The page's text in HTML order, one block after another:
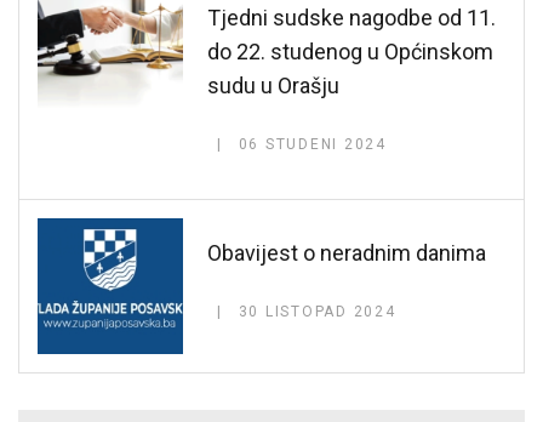
Tjedni sudske nagodbe od 11.
do 22. studenog u Općinskom
sudu u Orašju
06 STUDENI 2024
Obavijest o neradnim danima
30 LISTOPAD 2024